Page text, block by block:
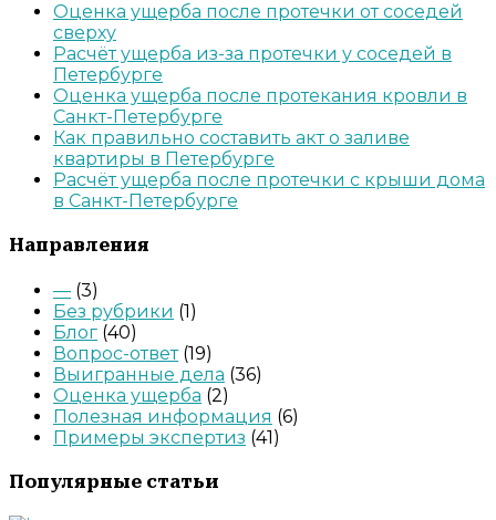
Оценка ущерба после протечки от соседей
сверху
Расчёт ущерба из-за протечки у соседей в
Петербурге
Оценка ущерба после протекания кровли в
Санкт-Петербурге
Как правильно составить акт о заливе
квартиры в Петербурге
Расчёт ущерба после протечки с крыши дома
в Санкт-Петербурге
Направления
— (3)
Без рубрики (1)
Блог (40)
Вопрос-ответ (19)
Выигранные дела (36)
Оценка ущерба (2)
Полезная информация (6)
Примеры экспертиз (41)
Популярные статьи